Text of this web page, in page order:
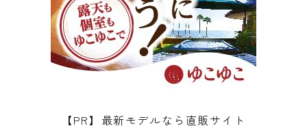
【PR】最新モデルなら直販サイト